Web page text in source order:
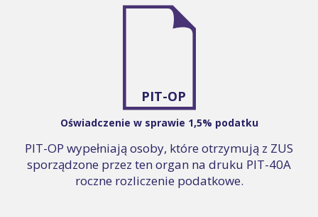
PIT-OP
Oświadczenie w sprawie 1,5% podatku
PIT-OP wypełniają osoby, które otrzymują z ZUS
sporządzone przez ten organ na druku PIT-40A
roczne rozliczenie podatkowe.